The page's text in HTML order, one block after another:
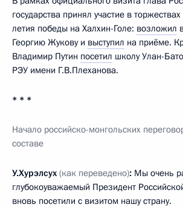
государства принял участие в
летия победы на Халхин-Голе: возложил
Георгию Жукову и выступил на приёме.
Владимир Путин посетил школу Улан-
РЭУ имени Г.В.Плеханова.
* * *
Начало российско-монгольских
составе
У.Хурэлсух (как переведено): Мы очень
глубокоуважаемый Президент
вновь посетили с визитом нашу страну.